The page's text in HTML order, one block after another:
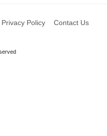
Privacy Policy Contact Us